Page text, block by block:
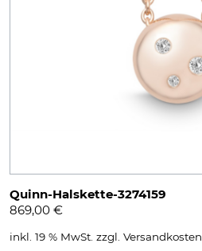
Quinn-Halskette-3274159
869,00 €
inkl. 19 % MwSt. zzgl. Versandkosten